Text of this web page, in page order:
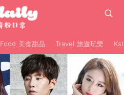
Food 美食甜品 Travel 旅遊玩樂